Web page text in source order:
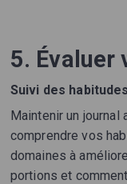
5. Évaluer
Suivi des
Maintenir un journal
comprendre vos
domaines à
portions et